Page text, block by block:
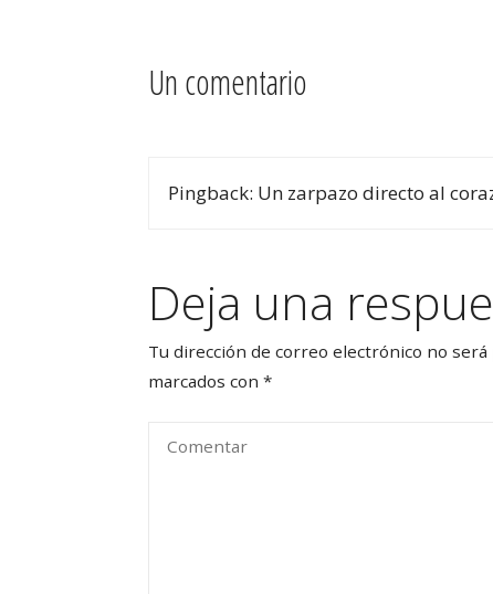
Un comentario
Pingback: Un zarpazo directo al
Deja una
Tu dirección de correo electrónico no será
marcados con*